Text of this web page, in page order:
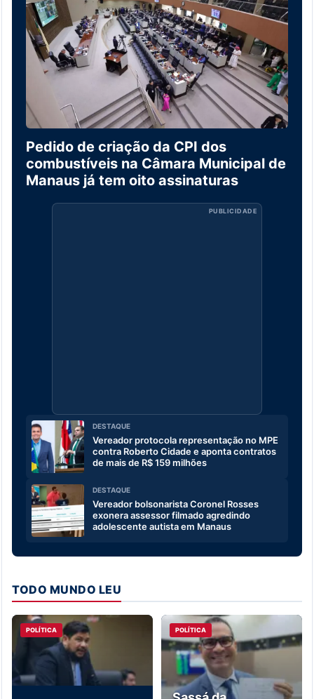
Pedido de criação da CPI dos
combustíveis na Câmara Municipal de
Manaus já tem oito assinaturas
PUBLICIDADE
DESTAQUE
Vereador protocola representação no MPE
contra Roberto Cidade e aponta contratos
de mais de R$ 159 milhões
DESTAQUE
Vereador bolsonarista Coronel Rosses
exonera assessor filmado agredindo
adolescente autista em Manaus
TODO MUNDO LEU
POLÍTICA POLÍTICA